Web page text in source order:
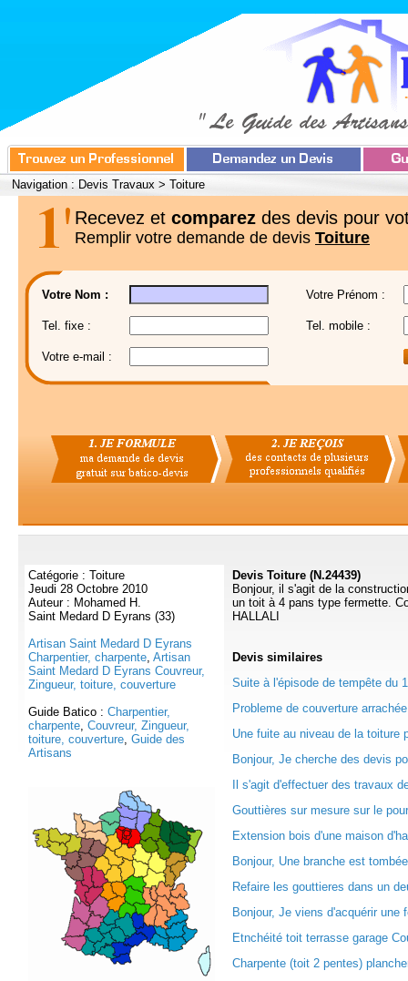
Navigation : Devis Travaux > Toiture
Recevez et comparez des devis pour
Remplir votre demande de devis Toiture
Votre Nom : Votre Prénom :
Tel. fixe : Tel. mobile :
Votre e-mail :
Catégorie : Toiture
Jeudi 28 Octobre 2010
Auteur : Mohamed H.
Saint Medard D Eyrans (33)
Artisan Saint Medard D Eyrans
Charpentier, charpente, Artisan
Saint Medard D Eyrans Couvreur,
Zingueur, toiture, couverture
Guide Batico : Charpentier,
charpente, Couvreur, Zingueur,
toiture, couverture, Guide des
Artisans
Devis Toiture (N.24439)
Bonjour, il s'agit de la
un toit à 4 pans type fermette.
HALLALI
Devis similaires
Suite à l'épisode de tempête du
Probleme de couverture
Une fuite au niveau de la toiture
Bonjour, Je cherche des devis
Il s'agit d'effectuer des travaux
Gouttières sur mesure sur le
Extension bois d'une maison
Bonjour, Une branche est
Refaire les gouttieres dans un
Bonjour, Je viens d'acquérir une
Etnchéité toit terrasse garage
Charpente (toit 2 pentes)